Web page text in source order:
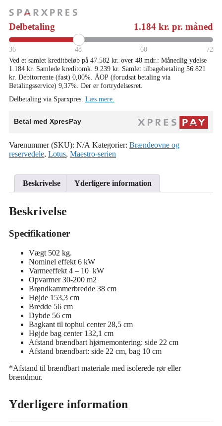
antal
Delbetaling 1.184 kr. pr. måned
36 48 60 72
Ved et samlet kreditbeløb på 47.582 kr. over 48 mdr.: Månedlig ydelse
1.184 kr. Samlede kreditomk. 9.239 kr. Samlet tilbagebetaling 56.821
kr. Debitorrente (fast) 0,00%. ÅOP (forudsat betaling via
Betalingsservice) 9,37%. Der er fortrydelsesret.
Delbetaling via Sparxpres. Læs mere.
Betal med XpresPay
Varenummer (SKU): N/A Kategorier: Brændeovne og
reservedele, Lotus, Maestro-serien
Beskrivelse Yderligere information
Beskrivelse
Specifikationer
Vægt 502 kg.
Nominel effekt 6 kW
Varmeeffekt 4 – 10 kW
Opvarmer 30-200 m2
Brøndkammerbredde 38 cm
Højde 153,3 cm
Bredde 56 cm
Dybde 56 cm
Bagkant til tophul center 28,5 cm
Højde bag center 132,1 cm
Afstand brændbart hjørnemontering: side 22 cm
Afstand brændbart: side 22 cm, bag 10 cm
*Afstand til brændbart materiale med isolerede rør eller
brændmur.
Yderligere information